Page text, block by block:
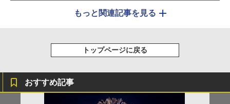
もっと関連記事を見る
トップページに戻る
おすすめ記事